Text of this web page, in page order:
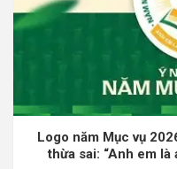
Logo năm Mục vụ
thừa sai: “Anh em là